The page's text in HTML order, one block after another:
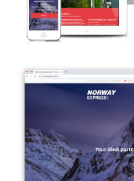
I korte træk
Design af webside
Responsive layout
Hosting
Kunde
Norway Express
Kilen 3